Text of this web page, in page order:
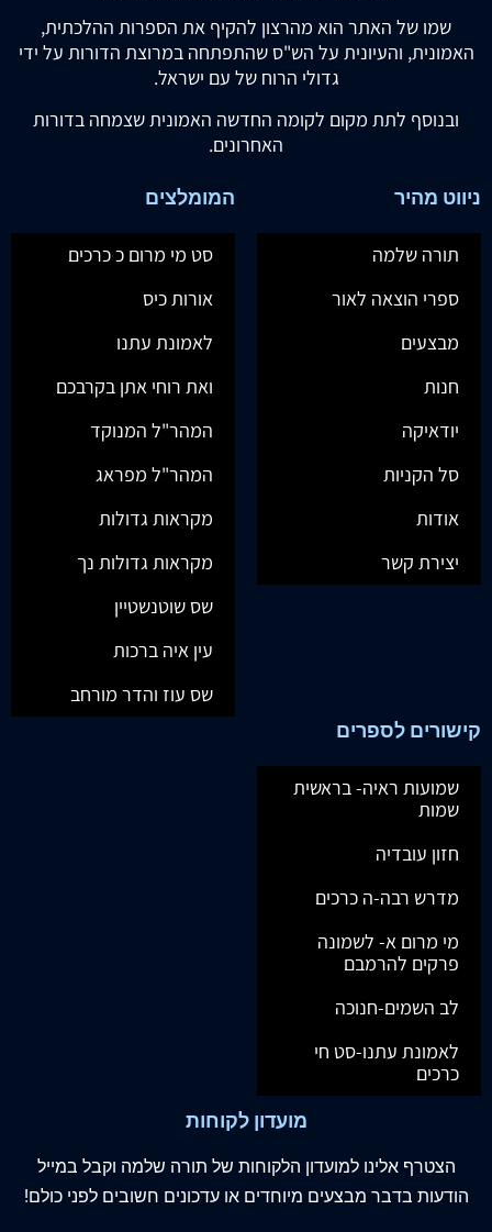
שמו של האתר הוא מהרצון להקיף את הספרות ההלכתית,
האמונית, והעיונית על הש"ס שהתפתחה במרוצת הדורות על ידי
גדולי הרוח של עם ישראל.
ובנוסף לתת מקום לקומה החדשה האמונית שצמחה בדורות
האחרונים.
ניווט מהיר
תורה שלמה
ספרי הוצאה לאור
מבצעים
חנות
יודאיקה
סל הקניות
אודות
יצירת קשר
המומלצים
סט מי מרום כ כרכים
אורות כיס
לאמונת עתנו
ואת רוחי אתן בקרבכם
המהר"ל המנוקד
המהר"ל מפראג
מקראות גדולות
מקראות גדולות נך
שס שוטנשטיין
עין איה ברכות
שס עוז והדר מורחב
קישורים לספרים
שמועות ראיה- בראשית
שמות
חזון עובדיה
מדרש רבה-ה כרכים
מי מרום א- לשמונה
פרקים להרמבם
לב השמים-חנוכה
לאמונת עתנו-סט חי
כרכים
מועדון לקוחות
הצטרף אלינו למועדון הלקוחות של תורה שלמה וקבל במייל
הודעות בדבר מבצעים מיוחדים או עדכונים חשובים לפני כולם!